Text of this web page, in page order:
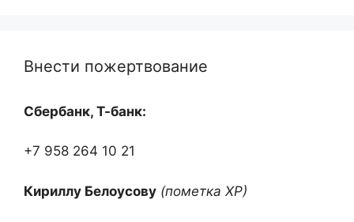
Внести пожертвование
Сбербанк, Т-банк:
+7 958 264 10 21
Кириллу Белоусову (пометка ХР)